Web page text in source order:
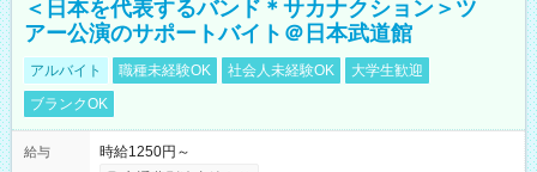
＜日本を代表するバンド＊サカナクション＞ツ
アー公演のサポートバイト＠日本武道館
アルバイト 職種未経験OK 社会人未経験OK
大学生歓迎
ブランクOK
給与
時給1250円～